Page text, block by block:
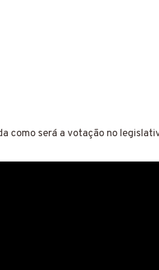
como será a votação no